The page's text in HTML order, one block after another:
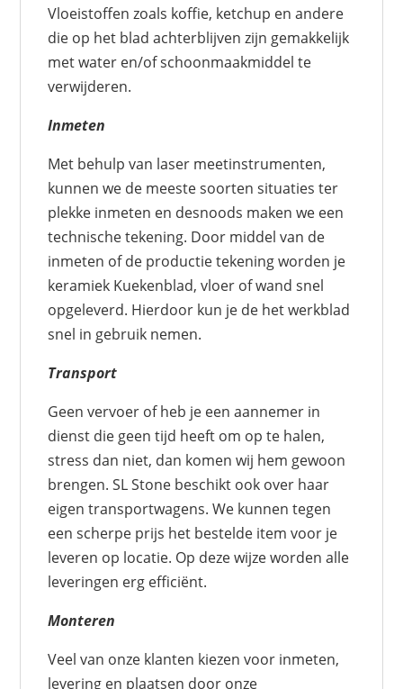
Vloeistoffen zoals koffie, ketchup en andere
die op het blad achterblijven zijn gemakkelijk
met water en/of schoonmaakmiddel te
verwijderen.
Inmeten
Met behulp van laser meetinstrumenten,
kunnen we de meeste soorten situaties ter
plekke inmeten en desnoods maken we een
technische tekening. Door middel van de
inmeten of de productie tekening worden je
keramiek Kuekenblad, vloer of wand snel
opgeleverd. Hierdoor kun je de het werkblad
snel in gebruik nemen.
Transport
Geen vervoer of heb je een aannemer in
dienst die geen tijd heeft om op te halen,
stress dan niet, dan komen wij hem gewoon
brengen. SL Stone beschikt ook over haar
eigen transportwagens. We kunnen tegen
een scherpe prijs het bestelde item voor je
leveren op locatie. Op deze wijze worden alle
leveringen erg efficiënt.
Monteren
Veel van onze klanten kiezen voor inmeten,
levering en plaatsen door onze